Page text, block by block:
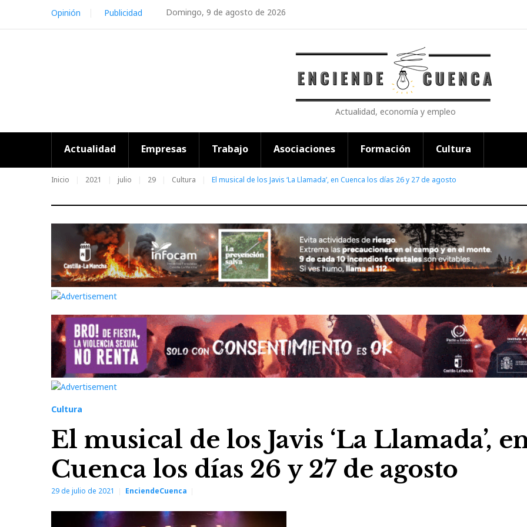
content
Domingo, 9 de agosto de 2026
Opinión Publicidad
Actualidad, economía y empleo
Actualidad Empresas Trabajo Asociaciones Formación Cultura
Inicio 2021 julio 29 Cultura El musical de los Javis ‘La Llamada’, en Cuenca los días 26 y 27 de agosto
Cultura
El musical de los Javis ‘La Llamada’,
Cuenca los días 26 y 27 de agosto
29 de julio de 2021 EnciendeCuenca